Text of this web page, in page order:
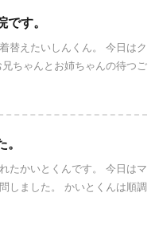
す。
替えたいしんくん。 今日はク
ちゃんとお姉ちゃんの待つご
たかいとくんです。 今日はマ
しました。 かいとくんは順調